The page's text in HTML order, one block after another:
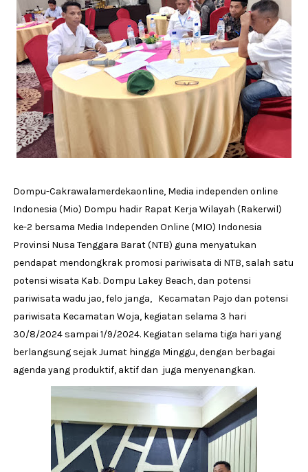
Dompu-Cakrawalamerdekaonline, Media independen online
Indonesia (Mio) Dompu hadir Rapat Kerja Wilayah (Rakerwil)
ke-2 bersama Media Independen Online (MIO) Indonesia
Provinsi Nusa Tenggara Barat (NTB) guna menyatukan
pendapat mendongkrak promosi pariwisata di NTB, salah satu
potensi wisata Kab. Dompu Lakey Beach, dan potensi
pariwisata wadu jao, felo janga, Kecamatan Pajo dan potensi
pariwisata Kecamatan Woja, kegiatan selama 3 hari
30/8/2024 sampai 1/9/2024. Kegiatan selama tiga hari yang
berlangsung sejak Jumat hingga Minggu, dengan berbagai
agenda yang produktif, aktif dan juga menyenangkan.